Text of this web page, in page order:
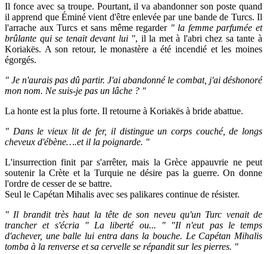
Il fonce avec sa troupe. Pourtant, il va abandonner son poste quand
il apprend que Éminé vient d'être enlevée par une bande de Turcs. Il
l'arrache aux Turcs et sans même regarder " la femme parfumée et
brûlante qui se tenait devant lui ", il la met à l'abri chez sa tante à
Koriakës. A son retour, le monastère a été incendié et les moines
égorgés.
" Je n'aurais pas dû partir. J'ai abandonné le combat, j'ai déshonoré
mon nom. Ne suis-je pas un lâche ? "
La honte est la plus forte. Il retourne à Koriakës à bride abattue.
" Dans le vieux lit de fer, il distingue un corps couché, de longs
cheveux d'ébène….et il la poignarde. "
L'insurrection finit par s'arrêter, mais la Grèce appauvrie ne peut
soutenir la Crète et la Turquie ne désire pas la guerre. On donne
l'ordre de cesser de se battre.
Seul le Capétan Mihalis avec ses palikares continue de résister.
" Il brandit très haut la tête de son neveu qu'un Turc venait de
trancher et s'écria " La liberté ou... " "Il n'eut pas le temps
d'achever, une balle lui entra dans la bouche. Le Capétan Mihalis
tomba à la renverse et sa cervelle se répandit sur les pierres. "